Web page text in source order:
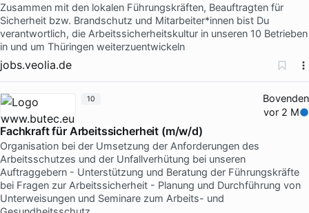
Zusammen mit den lokalen Führungskräften, Beauftragten für
Sicherheit bzw. Brandschutz und Mitarbeiter*innen bist Du
verantwortlich, die Arbeitssicherheitskultur in unseren 10 Betrieben
in und um Thüringen weiterzuentwickeln
jobs.veolia.de
Bovenden
vor 2 M
Fachkraft für Arbeitssicherheit (m/w/d)
Organisation bei der Umsetzung der Anforderungen des
Arbeitsschutzes und der Unfallverhütung bei unseren
Auftraggebern - Unterstützung und Beratung der Führungskräfte
bei Fragen zur Arbeitssicherheit - Planung und Durchführung von
Unterweisungen und Seminare zum Arbeits- und
10